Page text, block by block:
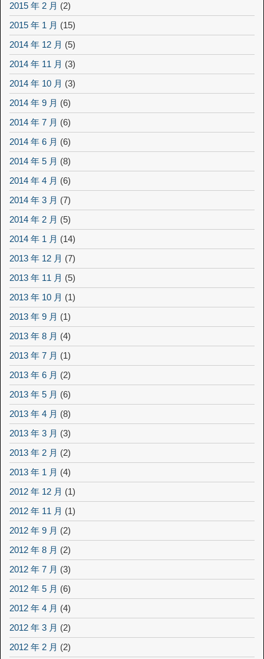
2015 年 2 月 (2)
2015 年 1 月 (15)
2014 年 12 月 (5)
2014 年 11 月 (3)
2014 年 10 月 (3)
2014 年 9 月 (6)
2014 年 7 月 (6)
2014 年 6 月 (6)
2014 年 5 月 (8)
2014 年 4 月 (6)
2014 年 3 月 (7)
2014 年 2 月 (5)
2014 年 1 月 (14)
2013 年 12 月 (7)
2013 年 11 月 (5)
2013 年 10 月 (1)
2013 年 9 月 (1)
2013 年 8 月 (4)
2013 年 7 月 (1)
2013 年 6 月 (2)
2013 年 5 月 (6)
2013 年 4 月 (8)
2013 年 3 月 (3)
2013 年 2 月 (2)
2013 年 1 月 (4)
2012 年 12 月 (1)
2012 年 11 月 (1)
2012 年 9 月 (2)
2012 年 8 月 (2)
2012 年 7 月 (3)
2012 年 5 月 (6)
2012 年 4 月 (4)
2012 年 3 月 (2)
2012 年 2 月 (2)